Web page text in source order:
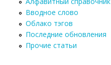
Вводное слово
Облако тэгов
Последние обновления
Прочие статьи